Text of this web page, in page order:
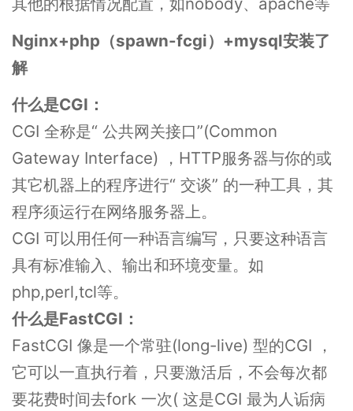
Nginx+php（spawn-fcgi）+mysql安装了
解
什么是CGI：
CGI 全称是“ 公共网关接口”(Common
Gateway Interface) ，HTTP服务器与你的或
其它机器上的程序进行“ 交谈” 的一种工具，其
程序须运行在网络服务器上。
CGI 可以用任何一种语言编写，只要这种语言
具有标准输入、输出和环境变量。如
php,perl,tcl等。
什么是FastCGI：
FastCGI 像是一个常驻(long-live) 型的CGI ，
它可以一直执行着，只要激活后，不会每次都
要花费时间去fork 一次( 这是CGI 最为人诟病